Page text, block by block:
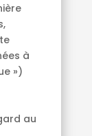
à
»)
au